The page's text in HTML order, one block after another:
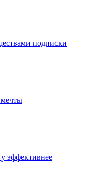
подписки
эффективнее